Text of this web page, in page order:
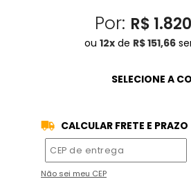
Por: R$
ou 12x de R$ 151,66
CALCULAR FRETE E PRAZO
Não sei meu CEP